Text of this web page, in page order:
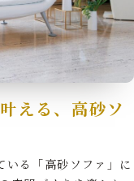
える、高砂ソ
いる「高砂ソファ」に